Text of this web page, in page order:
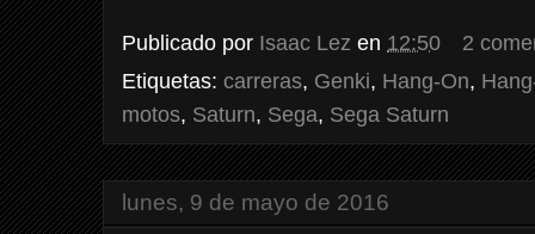
Publicado por Isaac Lez en 12:50
2
Etiquetas: carreras, Genki, Hang-On,
motos, Saturn, Sega, Sega Saturn
lunes, 9 de mayo de 2016